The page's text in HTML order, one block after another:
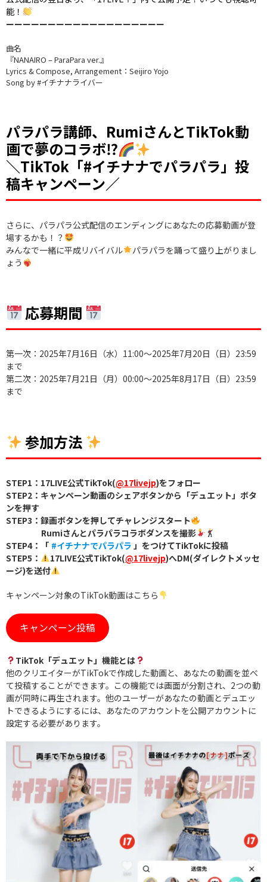
能！
ーーーーーーーーーーーーーーーーーーー
曲名
『NANAIRO – ParaPara ver.』
Lyrics & Compose, Arrangement：Seijiro Yojo
Song by #イチナナライバー
パラパラ講師、RumiさんとTikTok動
画で夢のコラボ⁉︎
＼TikTok「#イチナナでパラパラ」投
稿キャンペーン／
さらに、パラパラ公式配信のエンディングにあなたの応募動画が登
場するかも！？
みんなで一緒に平成リバイバル
パラパラを踊って盛り上がりまし
ょう
応募期間
第一次：2025年7月16日（水）11:00〜2025年7月20日（日）23:59
まで
第二次：2025年7月21日（月）00:00〜2025年8月17日（日）23:59
まで
参加方法
STEP1：17LIVE公式TikTok(@17livejp)をフォロー
STEP2：キャンペーン動画のシェアボタンから「デュエット」ボタ
ンを押す
STEP3：録画ボタンを押してチャレンジスタート
Rumiさんとパラパラコラボダンスを撮影
STEP4：「 #イチナナでパラパラ 」をつけてTikTokに投稿
STEP5：
17LIVE公式TikTok(@17livejp)へDM(ダイレクトメッセ
ージ)を送付
キャンペーン対象のTikTok動画はこちら
キャンペーン投稿
TikTok「デュエット」機能とは
他のクリエイターがTikTokで作成した動画と、あなたの動画を並べ
て投稿することができます。この機能では画面が分割され、2つの動
画が同時に再生されます。他のユーザーがあなたの動画とデュエッ
トできるようにするには、あなたのアカウントを公開アカウントに
設定する必要があります。